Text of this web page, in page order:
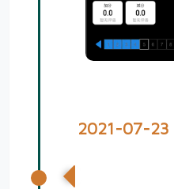
2021-07-23